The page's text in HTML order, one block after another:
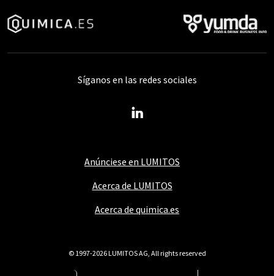
Anúnciese en LUMITOS
Acerca de LUMITOS
Acerca de quimica.es
Síganos en las redes sociales
© 1997-2026 LUMITOS AG, All rights reserved